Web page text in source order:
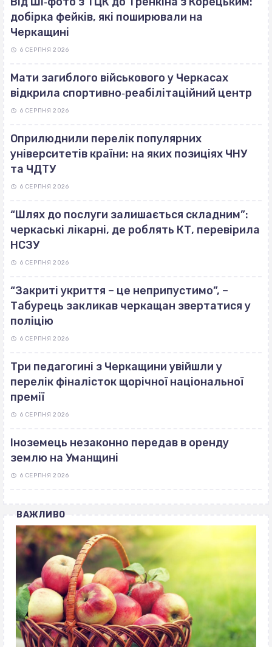
добірка фейків, які поширювали на
Черкащині
6 СЕРПНЯ 2026
Мати загиблого військового у Черкасах
відкрила спортивно‐реабілітаційний центр
6 СЕРПНЯ 2026
Оприлюднили перелік популярних
університетів країни: на яких позиціях ЧНУ
та ЧДТУ
6 СЕРПНЯ 2026
“Шлях до послуги залишається складним”:
черкаські лікарні, де роблять КТ, перевірила
НСЗУ
6 СЕРПНЯ 2026
“Закриті укриття – це неприпустимо”, –
Табурець закликав черкащан звертатися у
поліцію
6 СЕРПНЯ 2026
Три педагогині з Черкащини увійшли у
перелік фіналісток щорічної національної
премії
6 СЕРПНЯ 2026
Іноземець незаконно передав в оренду
землю на Уманщині
6 СЕРПНЯ 2026
ВАЖЛИВО